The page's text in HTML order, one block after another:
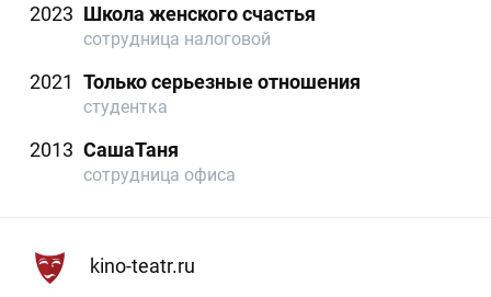
2023 Школа женского счастья
сотрудница налоговой
2021 Только серьезные отношения
студентка
2013 СашаТаня
сотрудница офиса
kino-teatr.ru